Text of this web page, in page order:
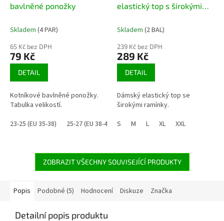
bavlněné ponožky
Skladem (4 PAR)
65 Kč bez DPH
79 Kč
DETAIL
Kotníkové bavlněné ponožky.
Tabulka velikostí.
23-25 (EU 35-38)
25-27 (EU 38-41) 26-28 (EU 39-42) 29-31 (EU 43-
elastický top s širokými
Skladem (2 BAL)
239 Kč bez DPH
289 Kč
DETAIL
Dámský elastický top se
širokými ramínky.
S
M L XL XXL
ZOBRAZIT VŠECHNY SOUVISEJÍCÍ PRODUKTY
Popis Podobné (5) Hodnocení Diskuze Značka
Detailní popis produktu